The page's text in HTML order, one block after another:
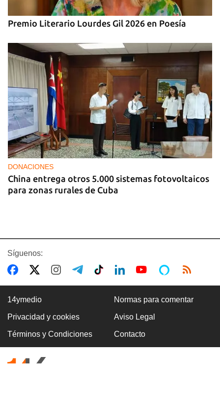
Premio Literario Lourdes Gil 2026 en Poesía
DONACIONES
China entrega otros 5.000 sistemas fotovoltaicos
para zonas rurales de Cuba
BOXEO
El boxeo masculino cubano se quedó sin títulos
en Santo Domingo
Síguenos:
14ymedio Normas para comentar
Privacidad y cookies Aviso Legal
Términos y Condiciones Contacto